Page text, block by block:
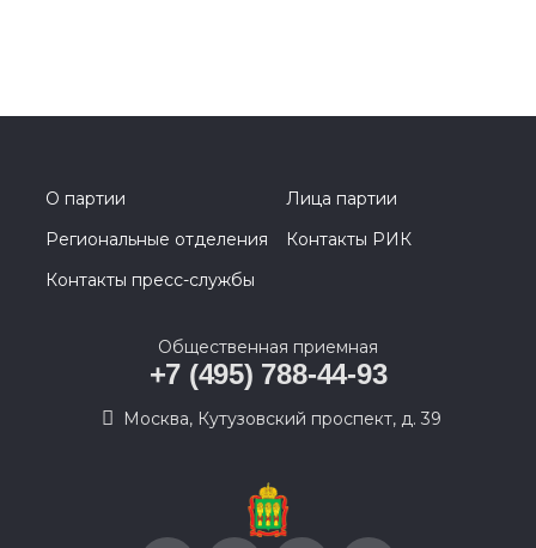
О партии
Лица партии
Региональные отделения
Контакты РИК
Контакты пресс-службы
Общественная приемная
+7 (495) 788-44-93
Москва, Кутузовский проспект, д. 39